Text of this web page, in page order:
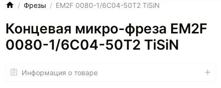
Фрезы EM2F 0080-1/6C04-50T2 TiSiN
Концевая микро-фреза EM2F
0080-1/6C04-50T2 TiSiN
Информация о товаре